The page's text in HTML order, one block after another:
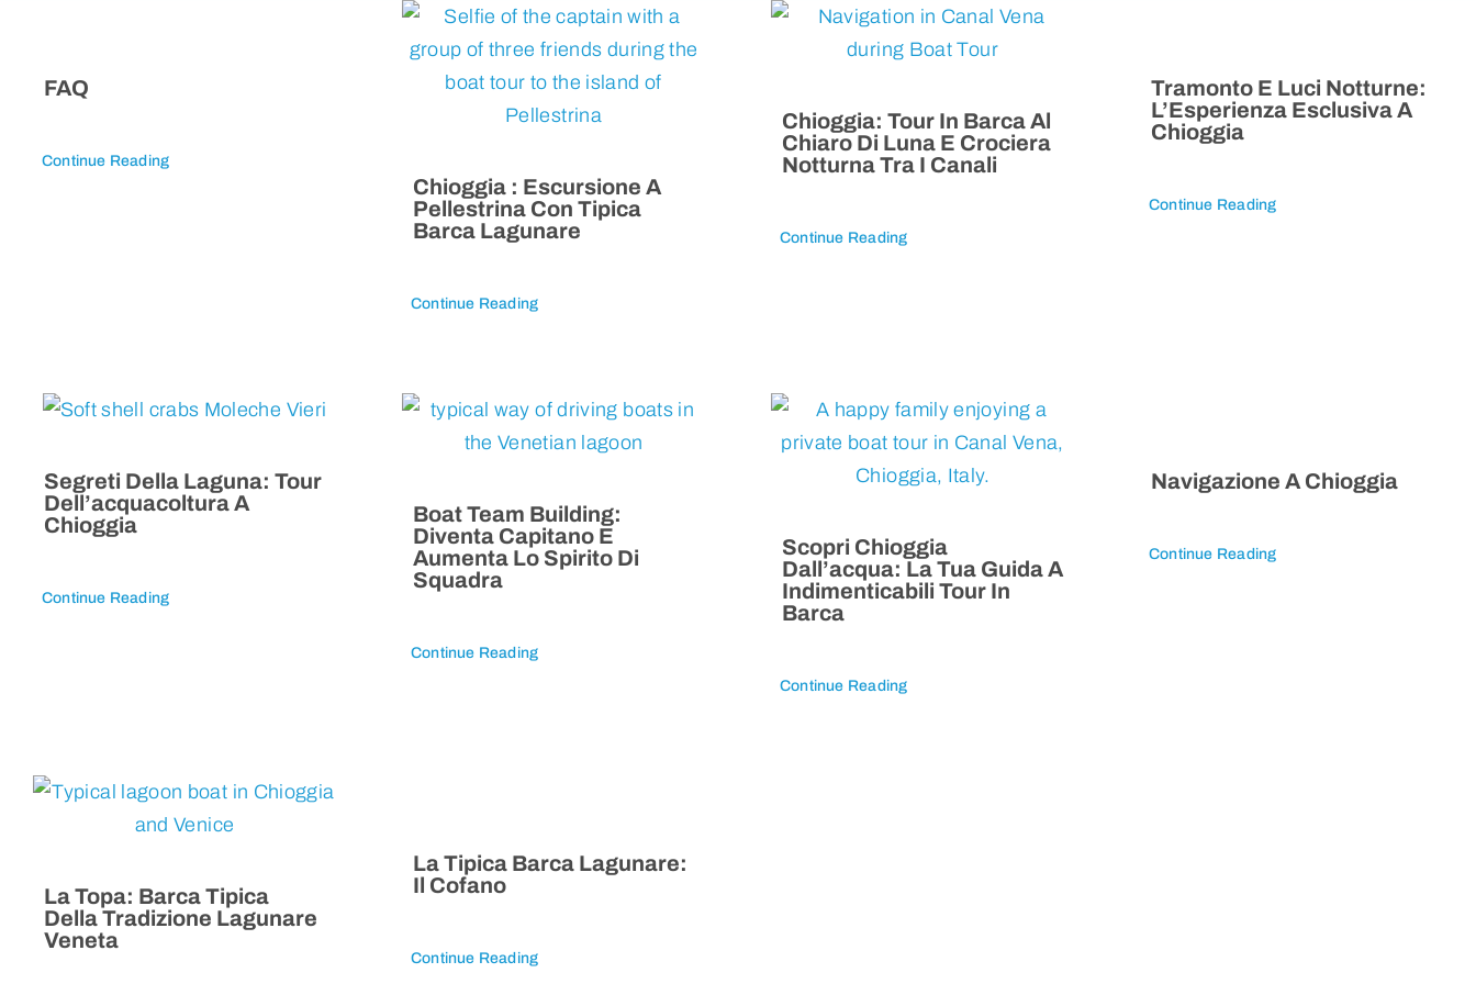
FAQ
Continue Reading
Chioggia : Escursione A
Pellestrina Con Tipica
Barca Lagunare
Continue Reading
Chioggia: Tour In Barca Al
Chiaro Di Luna E Crociera
Notturna Tra I Canali
Continue Reading
Tramonto E Luci Notturne:
L’Esperienza Esclusiva A
Chioggia
Continue Reading
Segreti Della Laguna: Tour
Dell’acquacoltura A
Chioggia
Continue Reading
Boat Team Building:
Diventa Capitano E
Aumenta Lo Spirito Di
Squadra
Continue Reading
Scopri Chioggia
Dall’acqua: La Tua Guida A
Indimenticabili Tour In
Barca
Continue Reading
Navigazione A Chioggia
Continue Reading
La Topa: Barca Tipica
Della Tradizione Lagunare
Veneta
La Tipica Barca Lagunare:
Il Cofano
Continue Reading